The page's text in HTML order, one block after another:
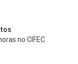
no CIFEC